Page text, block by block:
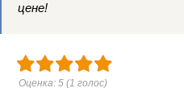
цене!
Оценка: 5 (1 голос)